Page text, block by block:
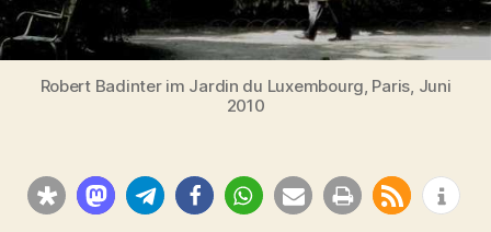
Robert Badinter im Jardin du Luxembourg, Paris, Juni
2010